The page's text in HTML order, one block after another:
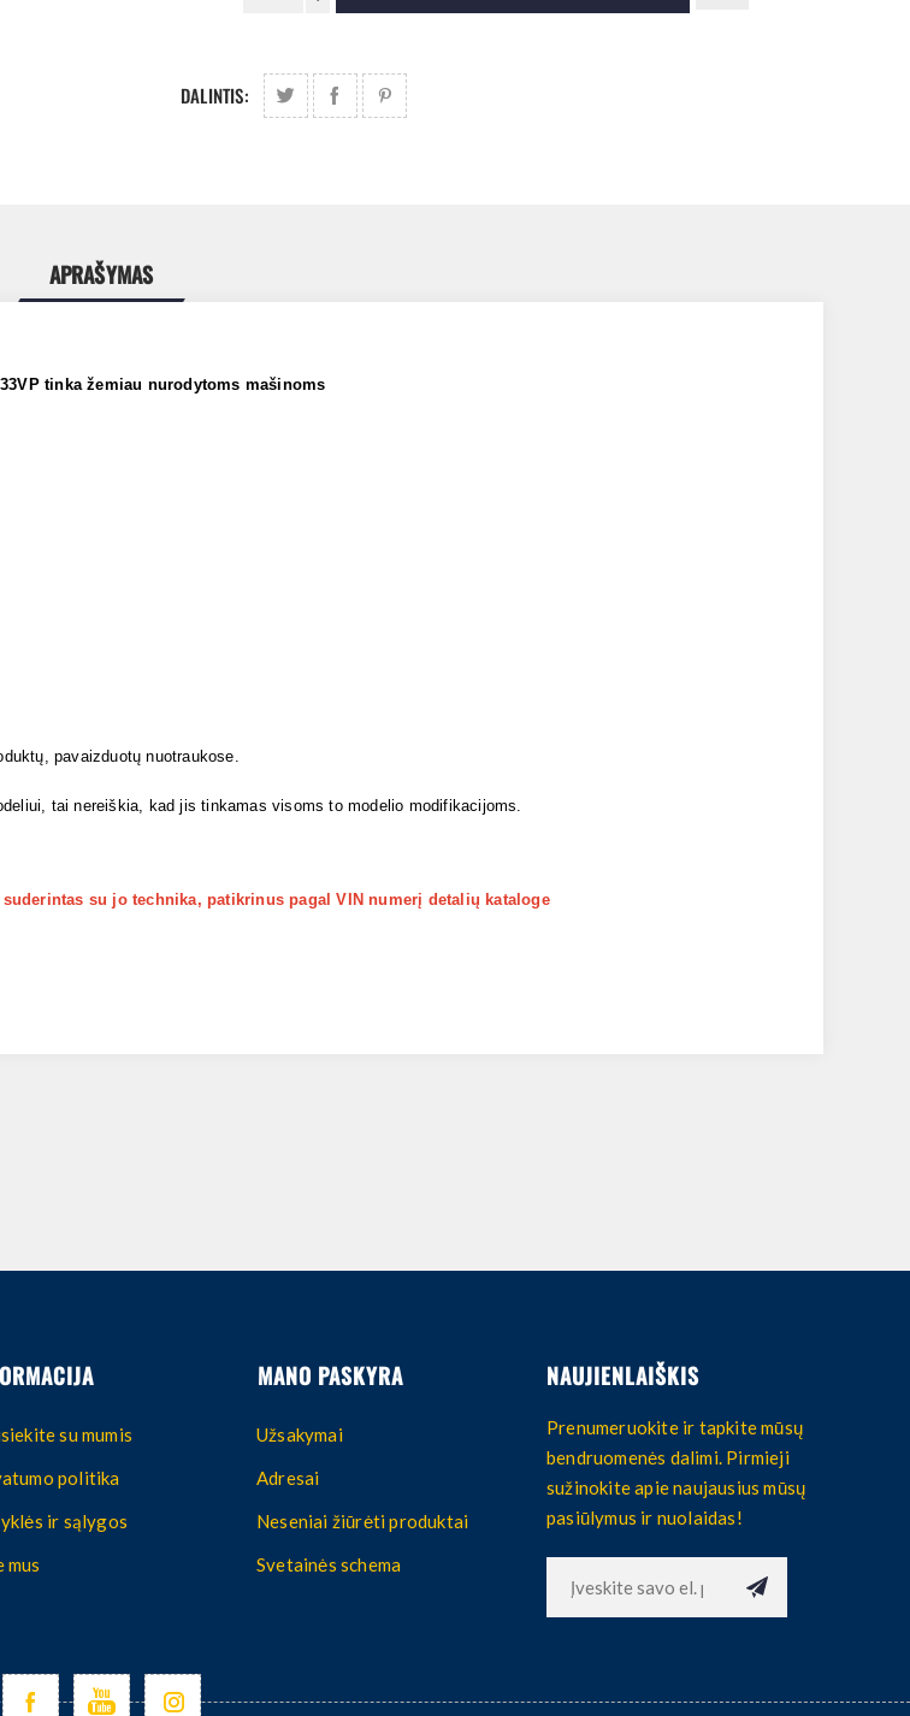
DALINTIS:
APRAŠYMAS
tinka žemiau nurodytoms mašinoms
pavaizduotų nuotraukose.
tai nereiškia, kad jis tinkamas visoms to modelio modifikacijoms.
su jo technika, patikrinus pagal VIN numerį detalių kataloge
su mumis
politika
ir sąlygos
mus
MANO PASKYRA
Užsakymai
Adresai
Neseniai žiūrėti produktai
Svetainės schema
NAUJIENLAIŠKIS
Prenumeruokite ir tapkite mūsų
bendruomenės dalimi. Pirmieji
sužinokite apie naujausius mūsų
pasiūlymus ir nuolaidas!